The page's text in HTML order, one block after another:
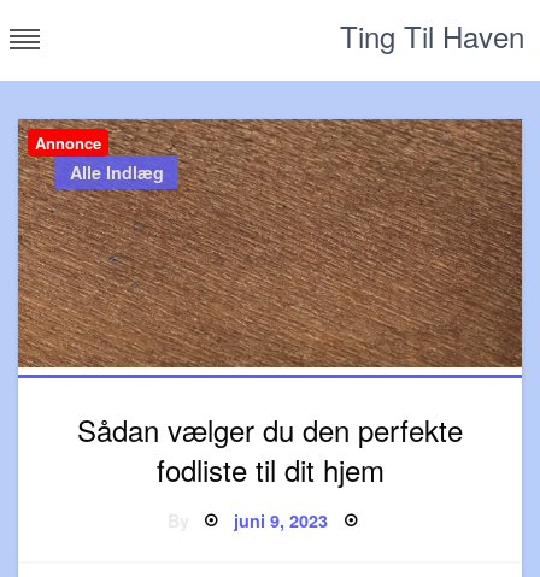
to
Ting Til Haven
Annonce
Alle Indlæg
Sådan vælger du den perfekte
fodliste til dit hjem
Posted
on
juni 9, 2023